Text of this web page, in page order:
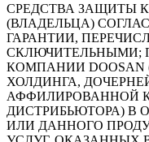
СРЕДСТВА ЗАЩИТЫ
(ВЛАДЕЛЬЦА)
ГАРАНТИИ,
СКЛЮЧИТЕЛЬНЫМИ;
КОМПАНИИ
ХОЛДИНГА,
АФФИЛИРОВАННОЙ
ДИСТРИБЬЮТОРА)
ИЛИ ДАННОГО